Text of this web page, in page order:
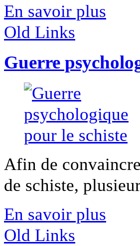
En savoir plus
Old Links
Guerre
Afin de
de schiste,
En savoir plus
Old Links